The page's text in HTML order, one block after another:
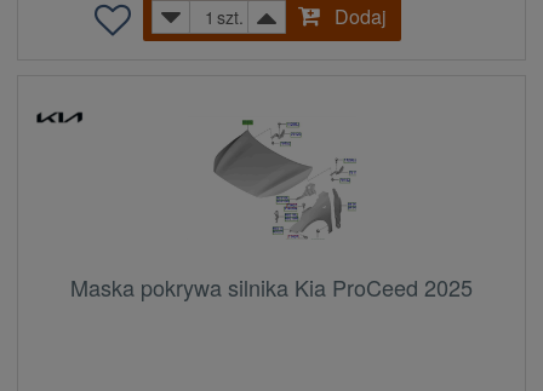
szt.
Dodaj
Maska pokrywa silnika Kia ProCeed 2025